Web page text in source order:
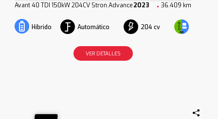
Avant 40 TDI 150kW 204CV Stron.Advance2023 36.409 km
Híbrido Automático 204 cv
VER DETALLES